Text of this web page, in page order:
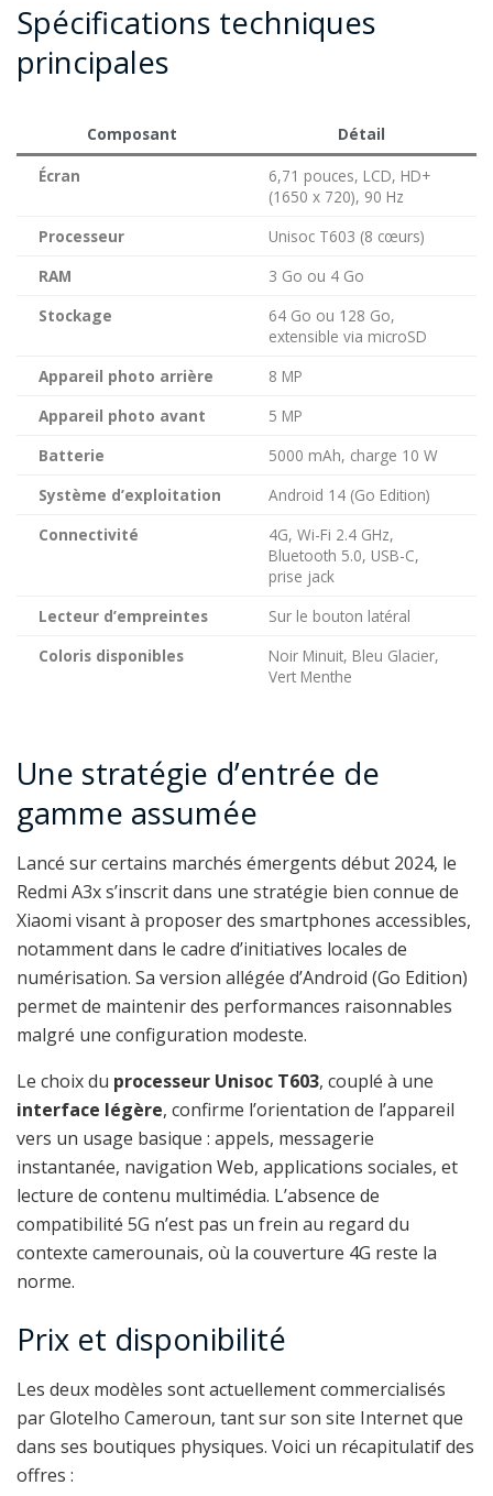
Spécifications techniques
principales
Composant
Détail
Écran
6,71 pouces, LCD, HD+
(1650 x 720), 90 Hz
Processeur
Unisoc T603 (8 cœurs)
RAM
3 Go ou 4 Go
Stockage
64 Go ou 128 Go,
extensible via microSD
Appareil photo arrière
8 MP
Appareil photo avant
5 MP
Batterie
5000 mAh, charge 10 W
Système d’exploitation
Android 14 (Go Edition)
Connectivité
4G, Wi-Fi 2.4 GHz,
Bluetooth 5.0, USB-C,
prise jack
Lecteur d’empreintes
Sur le bouton latéral
Coloris disponibles
Noir Minuit, Bleu Glacier,
Vert Menthe
Une stratégie d’entrée de
gamme assumée
Lancé sur certains marchés émergents début 2024, le
Redmi A3x s’inscrit dans une stratégie bien connue de
Xiaomi visant à proposer des smartphones accessibles,
notamment dans le cadre d’initiatives locales de
numérisation. Sa version allégée d’Android (Go Edition)
permet de maintenir des performances raisonnables
malgré une configuration modeste.
Le choix du processeur Unisoc T603, couplé à une
interface légère, confirme l’orientation de l’appareil
vers un usage basique : appels, messagerie
instantanée, navigation Web, applications sociales, et
lecture de contenu multimédia. L’absence de
compatibilité 5G n’est pas un frein au regard du
contexte camerounais, où la couverture 4G reste la
norme.
Prix et disponibilité
Les deux modèles sont actuellement commercialisés
par Glotelho Cameroun, tant sur son site Internet que
dans ses boutiques physiques. Voici un récapitulatif des
offres :